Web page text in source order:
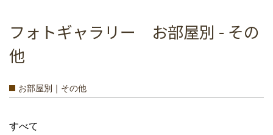
フォトギャラリー お部屋別 - その
他
お部屋別｜その他
すべて